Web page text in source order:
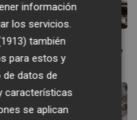
en la apertura,
información
los servicios.
también
para estos y
de datos de
características
se aplican